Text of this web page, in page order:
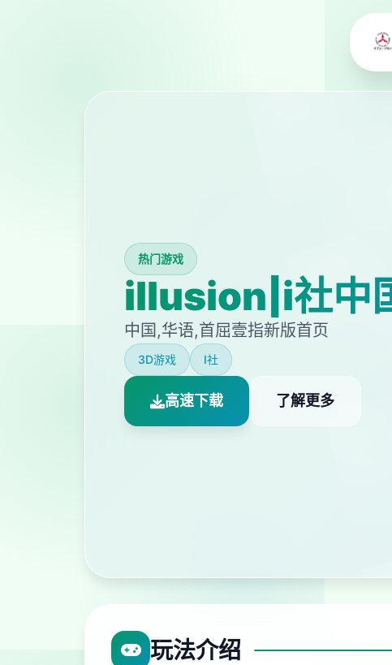
热门游戏
illusion|i社中
中国,华语,首屈壹指新版首页
3D游戏 I社
高速下载 了解更多
玩法介绍